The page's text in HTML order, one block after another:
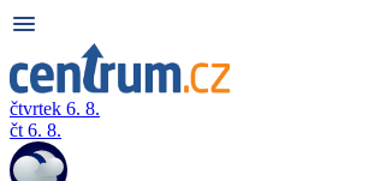
čtvrtek 6. 8.
čt 6. 8.